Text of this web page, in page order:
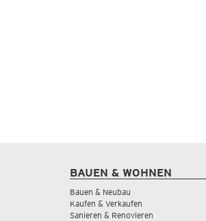
BAUEN & WOHNEN
Bauen & Neubau
Kaufen & Verkaufen
Sanieren & Renovieren